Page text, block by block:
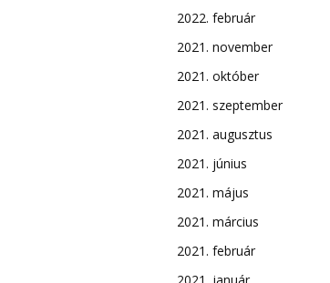
2022. február
2021. november
2021. október
2021. szeptember
2021. augusztus
2021. június
2021. május
2021. március
2021. február